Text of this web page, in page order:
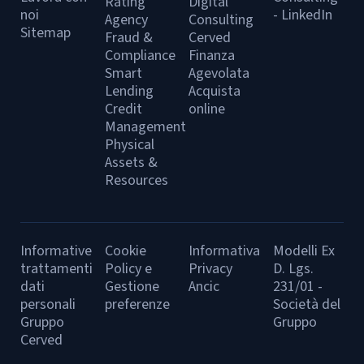
noi
Sitemap
Agency
Fraud &
Compliance
Smart
Lending
Credit
Management
Physical
Assets &
Resources
Consulting
Cerved
Finanza
Agevolata
Acquista
online
- LinkedIn
Informative
trattamenti
dati
personali
Gruppo
Cerved
Cookie
Policy e
Gestione
preferenze
Informativa
Privacy
Ancic
Modelli Ex
D. Lgs.
231/01 -
Società del
Gruppo